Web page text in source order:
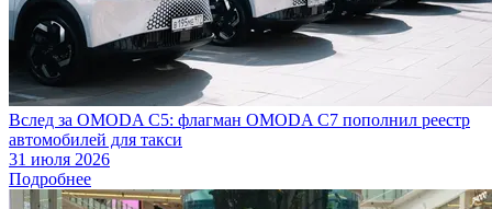
Вслед за OMODA C5: флагман OMODA C7 пополнил реестр
автомобилей для такси
31 июля 2026
Подробнее